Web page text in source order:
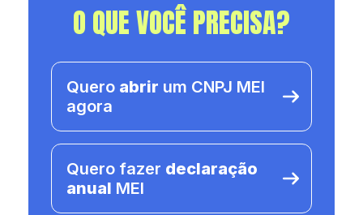
O QUE VOCÊ PRECISA?
Quero abrir um CNPJ MEI
agora
Quero fazer declaração
anual MEI